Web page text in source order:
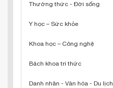
Thường thức - Đời sống
Y học – Sức khỏe
Khoa học – Công nghệ
Bách khoa tri thức
Danh nhân - Văn hóa - Du lịch